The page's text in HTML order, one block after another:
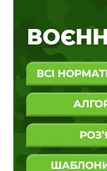
потрібно
нинішня модель
перевірку
порталі Дія
чи працівник
дані в реєстрі
відомостей про
про статуси
логіка процесу